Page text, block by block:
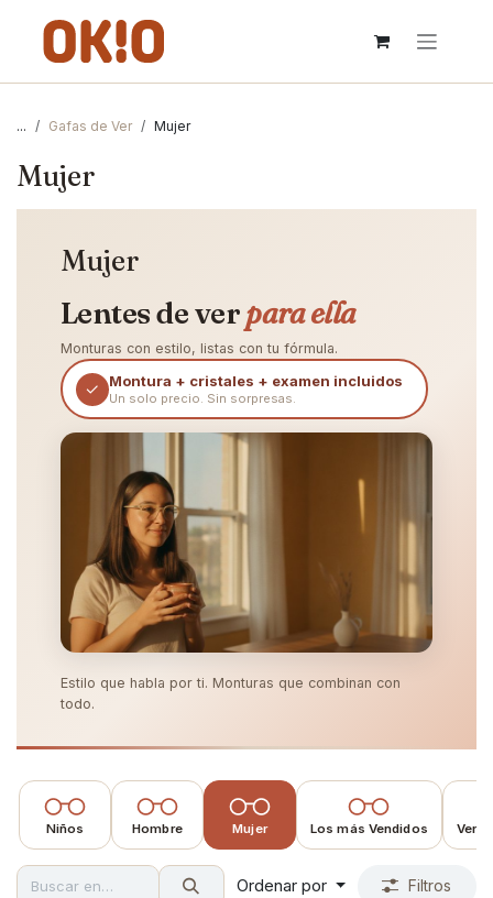
... Gafas de Ver Mujer
Mujer
Mujer
Lentes de verpara ella
Monturas con estilo, listas con tu fórmula.
✓ Montura + cristales + examen incluidos
Un solo precio. Sin sorpresas.
Estilo que habla por ti. Monturas que combinan con
todo.
Niños Hombre Mujer Los más Vendidos Ver
Ordenar por Filtros